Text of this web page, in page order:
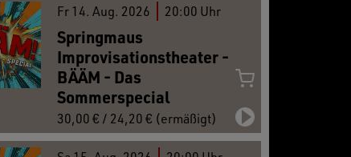
JAN27 FEB
Fr 14. Aug. 2026 20:00 Uhr
Springmaus
Improvisationstheater -
BÄÄM - Das
Sommerspecial
30,00 € / 24,20 € (ermäßigt)